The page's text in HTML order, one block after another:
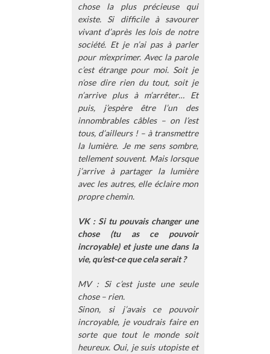
chose la plus précieuse qui
existe. Si difficile à savourer
vivant d’après les lois de notre
société. Et je n’ai pas à parler
pour m’exprimer. Avec la parole
c’est étrange pour moi. Soit je
n’ose dire rien du tout, soit je
n’arrive plus à m’arrêter… Et
puis, j’espère être l’un des
innombrables câbles – on l’est
tous, d’ailleurs ! – à transmettre
la lumière. Je me sens sombre,
tellement souvent. Mais lorsque
j’arrive à partager la lumière
avec les autres, elle éclaire mon
propre chemin.
VK : Si tu pouvais changer une
chose (tu as ce pouvoir
incroyable) et juste une dans la
vie, qu’est-ce que cela serait ?
MV : Si c’est juste une seule
chose – rien.
Sinon, si j’avais ce pouvoir
incroyable, je voudrais faire en
sorte que tout le monde soit
heureux. Oui, je suis utopiste et